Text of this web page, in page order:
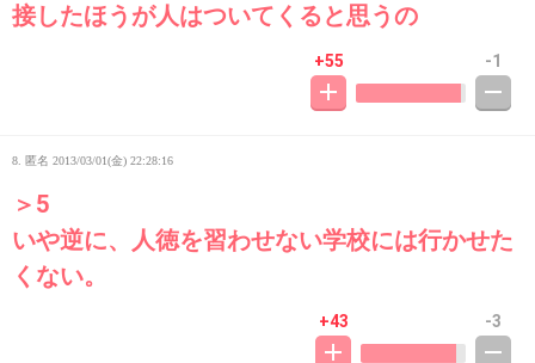
接したほうが人はついてくると思うの
+55 -1
8. 匿名 2013/03/01(金) 22:28:16
＞5
いや逆に、人徳を習わせない学校には行かせた
くない。
+43 -3